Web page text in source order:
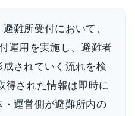
難所受付において、
運用を実施し、避難者
されていく流れを検
得された情報は即時に
運営側が避難所内の